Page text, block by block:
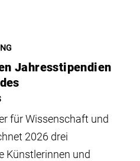
Jahresstipendien
für Wissenschaft und
2026 drei
Künstlerinnen und